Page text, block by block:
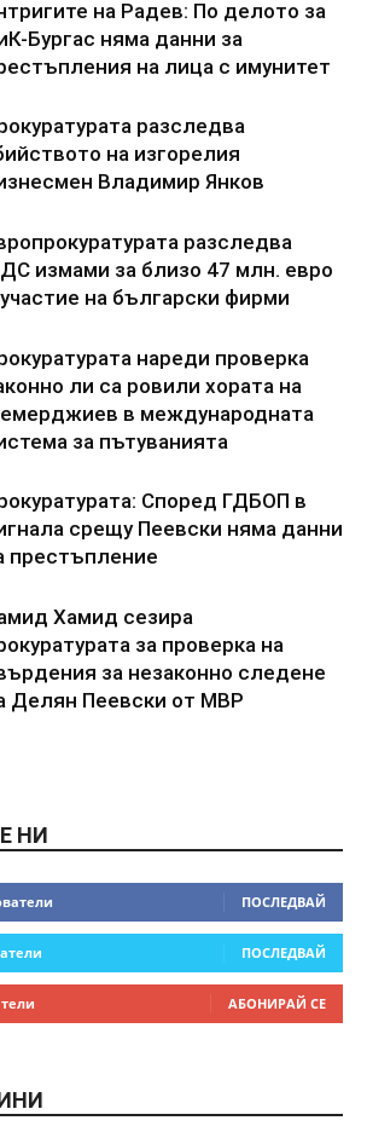
на Радев: По делото за
Бургас няма данни за
на лица с имунитет
разследва
на изгорелия
Владимир Янков
разследва
измами за близо 47 млн. евро
на български фирми
нареди проверка
ли са ровили хората на
в международната
за пътуванията
Според ГДБОП в
срещу Пеевски няма данни
престъпление
Хамид сезира
за проверка на
за незаконно следене
Делян Пеевски от МВР
НИ
ПОСЛЕДВАЙ
ПОСЛЕДВАЙ
АБОНИРАЙ СЕ